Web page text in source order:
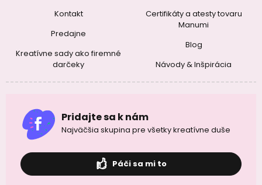
Kontakt
Predajne
Kreatívne sady ako firemné
darčeky
Certifikáty a atesty tovaru
Manumi
Blog
Návody & Inšpirácia
Pridajte sa k nám
Najväčšia skupina pre všetky kreatívne duše
Páči sa mi to